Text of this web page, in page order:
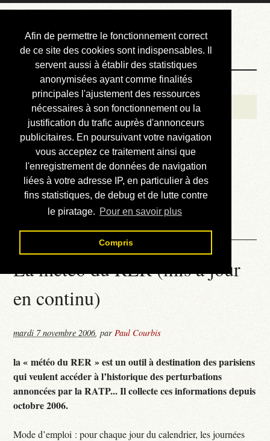
Afin de permettre le fonctionnement correct
de ce site des cookies sont indispensables. Il
servent aussi à établir des statistiques
anonymisées ayant comme finalités
principales l'ajustement des ressources
nécessaires à son fonctionnement ou la
justification du trafic auprès d'annonceurs
publicitaires. En poursuivant votre navigation
vous acceptez ce traitement ainsi que
l'enregistrement de données de navigation
liées à votre adresse IP, en particulier à des
fins statistiques, de debug et de lutte contre
le piratage. Pour en savoir plus
Compris
Courbis, « LE »
Blog Officiel
Bienvenue
Réalisations
Divers (et d’été)
Annonces
Liens externes
Téléchargement
Contact
La météo du RER (mis à jour
en continu)
mardi 7 novembre 2006,parPaul Courbis
la « météo du RER » est un outil à destination des parisiens
qui veulent accéder à l’historique des perturbations
annoncées par la RATP... Il collecte ces informations depuis
octobre 2006.
Mode d’emploi : pour chaque jour du calendrier, les journées